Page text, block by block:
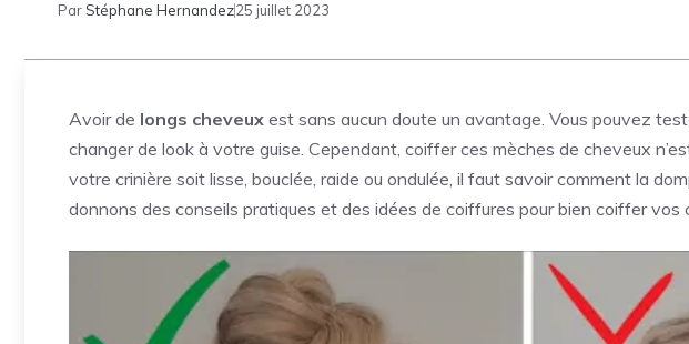
ParStéphane Hernandez25 juillet 2023
Avoir de longs cheveux est sans aucun doute un avantage. Vous pouvez
changer de look à votre guise. Cependant, coiffer ces mèches de cheveux
votre crinière soit lisse, bouclée, raide ou ondulée, il faut savoir comment la
donnons des conseils pratiques et des idées de coiffures pour bien coiffer vos